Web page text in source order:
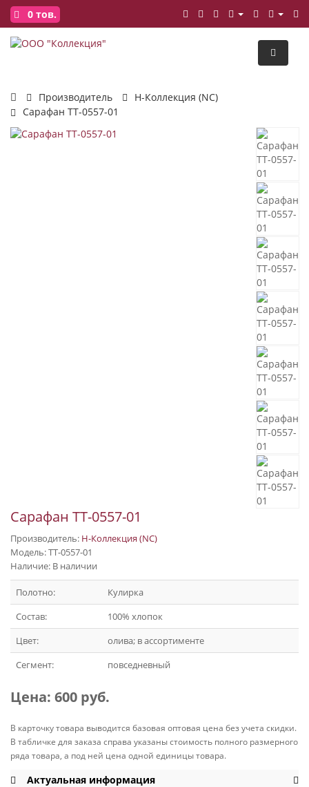
0 тов.
Производитель
Н-Коллекция (NC)
Сарафан ТТ-0557-01
Сарафан ТТ-0557-01
Производитель: Н-Коллекция (NC)
Модель: ТТ-0557-01
Наличие: В наличии
Полотно:
Кулирка
Состав:
100% хлопок
Цвет:
олива; в ассортименте
Сегмент:
повседневный
Цена: 600 руб.
В карточку товара выводится базовая оптовая цена без учета скидки.
В табличке для заказа справа указаны стоимость полного размерного
ряда товара, а под ней цена одной единицы товара.
Актуальная информация